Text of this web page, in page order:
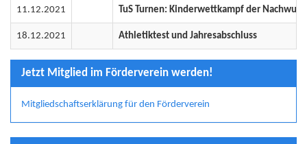
11.12.2021 TuS Turnen: Kinderwettkampf der
18.12.2021 Athletiktest und Jahresabschluss
Jetzt Mitglied im Förderverein werden!
Mitgliedschaftserklärung für den Förderverein